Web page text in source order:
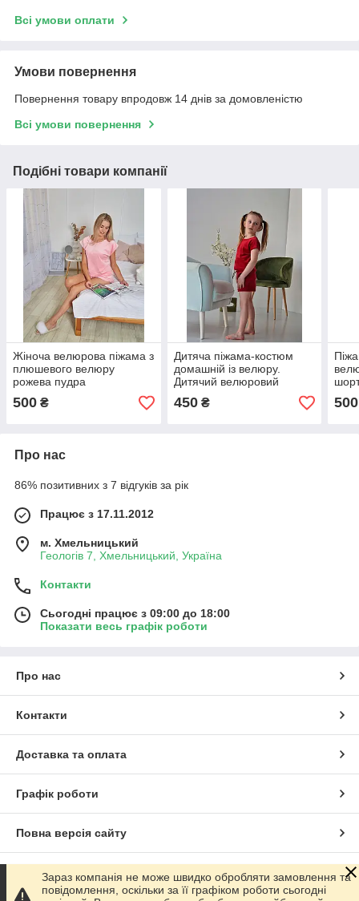
Всі умови оплати
Умови повернення
Повернення товару впродовж 14 днів за домовленістю
Всі умови повернення
Подібні товари компанії
Жіноча велюрова піжама з
плюшевого велюру
рожева пудра
500 ₴
Дитяча піжама-костюм
домашній із велюру.
Дитячий велюровий
костюм.
450₴ 500
Про нас
86% позитивних з 7 відгуків за рік
Працює з 17.11.2012
м. Хмельницький
Геологів 7, Хмельницький, Україна
Контакти
Сьогодні працює з 09:00 до 18:00
Показати весь графік роботи
Про нас
Контакти
Доставка та оплата
Графік роботи
Повна версія сайту
Сайт створено на маркетплейсіProm.ua
Зараз компанія не може швидко обробляти замовлення та
повідомлення, оскільки за її графіком роботи сьогодні